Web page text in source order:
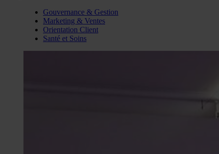
Gouvernance & Gestion
Marketing & Ventes
Orientation Client
Santé et Soins